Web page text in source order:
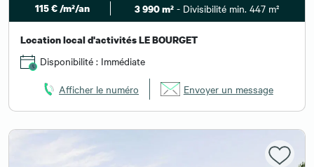
115 € /m²/an 3 990 m² - Divisibilité min. 447 m²
Location local d'activités LE BOURGET
Disponibilité : Immédiate
Afficher le numéro Envoyer un message